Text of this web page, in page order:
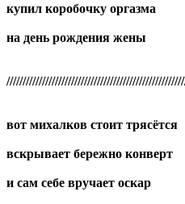
купил коробочку оргазма
на день рождения жены
вот михалков стоит трясётся
вскрывает бережно конверт
и сам себе вручает оскар